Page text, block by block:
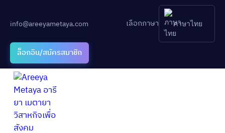
info@areeyametaya.com เลือกภาษา ภาษาไทย
ล็อกอิน/สมัครสมาชิก